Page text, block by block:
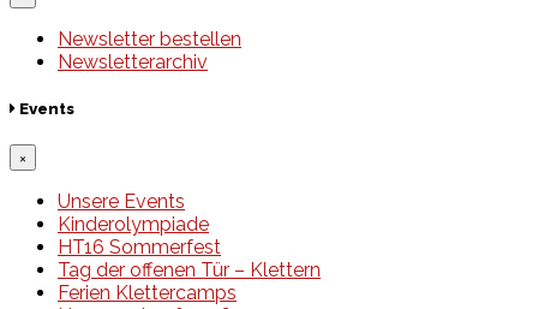
Newsletter bestellen
Newsletterarchiv
Events
×
Unsere Events
Kinderolympiade
HT16 Sommerfest
Tag der offenen Tür – Klettern
Ferien Klettercamps